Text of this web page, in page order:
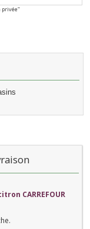
privée"
CARREFOUR